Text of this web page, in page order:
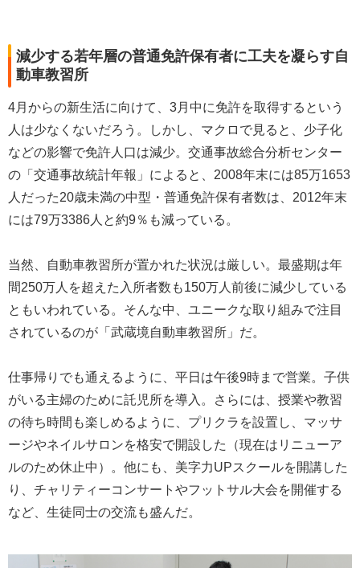
減少する若年層の普通免許保有者に工夫を凝らす自
動車教習所
4月からの新生活に向けて、3月中に免許を取得するという
人は少なくないだろう。しかし、マクロで見ると、少子化
などの影響で免許人口は減少。交通事故総合分析センター
の「交通事故統計年報」によると、2008年末には85万1653
人だった20歳未満の中型・普通免許保有者数は、2012年末
には79万3386人と約9％も減っている。
当然、自動車教習所が置かれた状況は厳しい。最盛期は年
間250万人を超えた入所者数も150万人前後に減少している
ともいわれている。そんな中、ユニークな取り組みで注目
されているのが「武蔵境自動車教習所」だ。
仕事帰りでも通えるように、平日は午後9時まで営業。子供
がいる主婦のために託児所を導入。さらには、授業や教習
の待ち時間も楽しめるように、プリクラを設置し、マッサ
ージやネイルサロンを格安で開設した（現在はリニューア
ルのため休止中）。他にも、美字力UPスクールを開講した
り、チャリティーコンサートやフットサル大会を開催する
など、生徒同士の交流も盛んだ。